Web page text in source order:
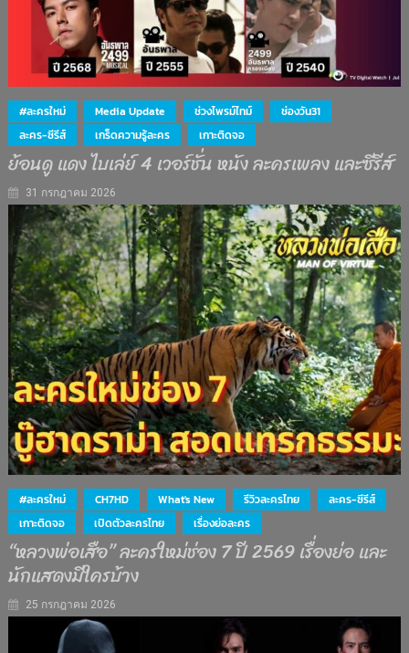
#ละครใหม่ Media Update ช่วงไพรม์ไทม์
ช่องวัน31
ละคร-ซีรีส์
เกร็ดความรู้ละคร เกาะติดจอ
ย้อนดู แดง ไบเล่ย์ 4 เวอร์ชั่น หนัง ละครเพลง และซีรีส์
31 กรกฎาคม 2026
#ละครใหม่ CH7HD What's New รีวิวละครไทย
ละคร-ซีรีส์
เกาะติดจอ
เปิดตัวละครไทย เรื่องย่อละคร
“หลวงพ่อเสือ” ละครใหม่ช่อง 7 ปี 2569 เรื่องย่อ และ
นักแสดงมีใครบ้าง
25 กรกฎาคม 2026